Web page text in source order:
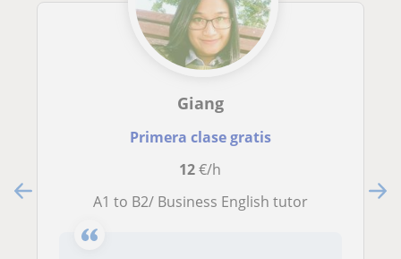
Giang
Primera clase gratis
12€/h
A1 to B2/ Business English tutor